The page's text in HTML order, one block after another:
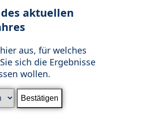
aktuellen
aus, für welches
sich die Ergebnisse
wollen.